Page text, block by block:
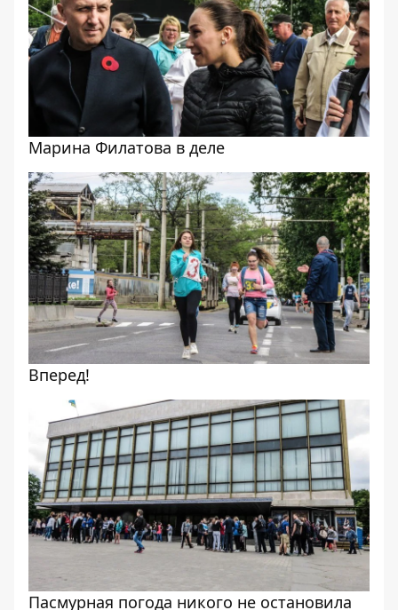
Марина Филатова в деле
Вперед!
Пасмурная погода никого не остановила